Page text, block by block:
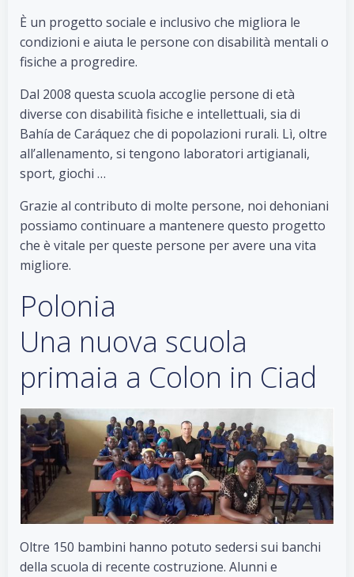
È un progetto sociale e inclusivo che migliora le
condizioni e aiuta le persone con disabilità mentali o
fisiche a progredire.
Dal 2008 questa scuola accoglie persone di età
diverse con disabilità fisiche e intellettuali, sia di
Bahía de Caráquez che di popolazioni rurali. Lì, oltre
all’allenamento, si tengono laboratori artigianali,
sport, giochi …
Grazie al contributo di molte persone, noi dehoniani
possiamo continuare a mantenere questo progetto
che è vitale per queste persone per avere una vita
migliore.
Polonia
Una nuova scuola
primaia a Colon in Ciad
Oltre 150 bambini hanno potuto sedersi sui banchi
della scuola di recente costruzione. Alunni e